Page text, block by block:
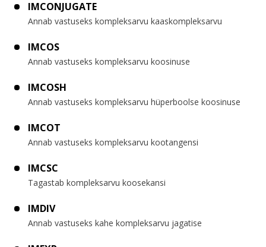
IMCONJUGATE
Annab vastuseks kompleksarvu kaaskompleksarvu
IMCOS
Annab vastuseks kompleksarvu koosinuse
IMCOSH
Annab vastuseks kompleksarvu hüperboolse koosinuse
IMCOT
Annab vastuseks kompleksarvu kootangensi
IMCSC
Tagastab kompleksarvu koosekansi
IMDIV
Annab vastuseks kahe kompleksarvu jagatise